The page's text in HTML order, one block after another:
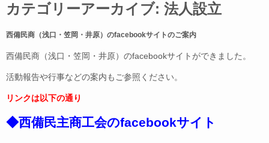
カテゴリーアーカイブ: 法人設立
西備民商（浅口・笠岡・井原）のfacebookサイトのご案内
西備民商（浅口・笠岡・井原）のfacebookサイトができました。
活動報告や行事などの案内もご参照ください。
リンクは以下の通り
◆西備民主商工会のfacebookサイト